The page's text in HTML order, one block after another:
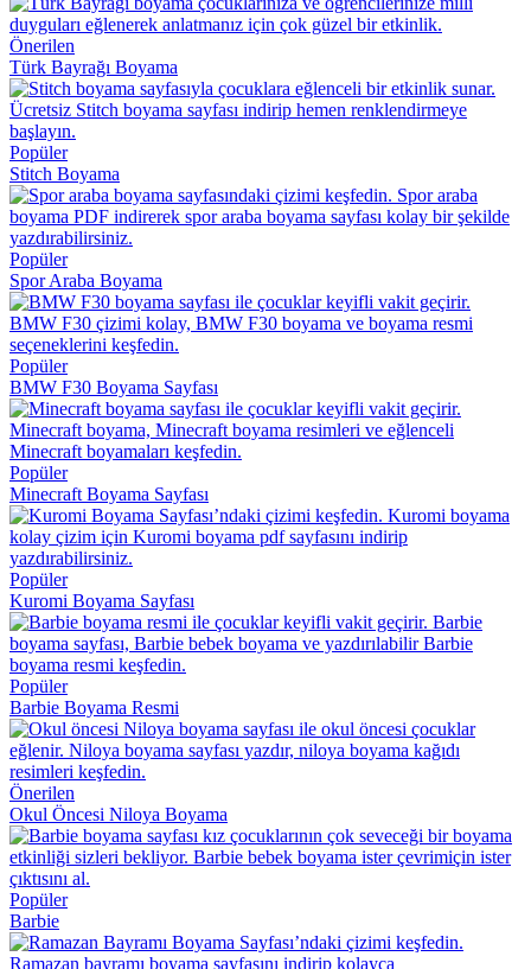
Önerilen
Türk Bayrağı Boyama
Popüler
Stitch Boyama
Popüler
Spor Araba Boyama
Popüler
BMW F30 Boyama Sayfası
Popüler
Minecraft Boyama Sayfası
Popüler
Kuromi Boyama Sayfası
Popüler
Barbie Boyama Resmi
Önerilen
Okul Öncesi Niloya Boyama
Popüler
Barbie